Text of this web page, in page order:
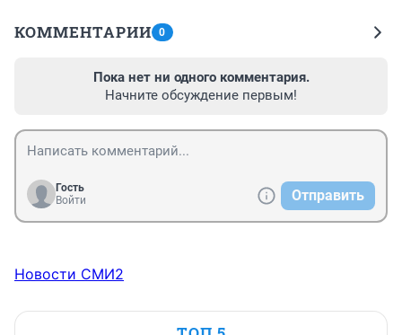
КОММЕНТАРИИ 0
Пока нет ни одного комментария.
Начните обсуждение первым!
Гость
Войти
Отправить
Новости СМИ2